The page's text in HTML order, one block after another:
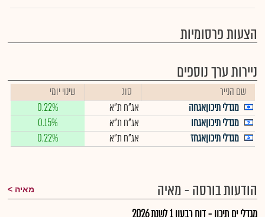
הצעות פרסומיות
ניירות ערך נוספים
שם הנייר סוג
שינוי יומי
מגדלי תיכוןאגחה
אג"ח ת"א
0.22%
מגדלי תיכוןאגחו
אג"ח ת"א
0.15%
מגדלי תיכוןאגחז
אג"ח ת"א 0.22%
הודעות בורסה - מאיה מאיה